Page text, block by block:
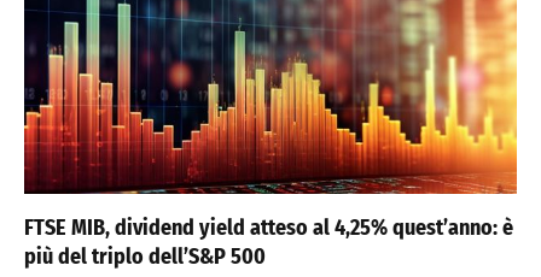
FTSE MIB, dividend yield atteso al 4,25% quest’anno: è
più del triplo dell’S&P 500